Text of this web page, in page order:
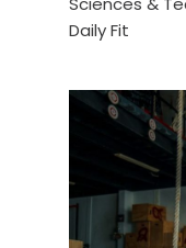
Daily Fit